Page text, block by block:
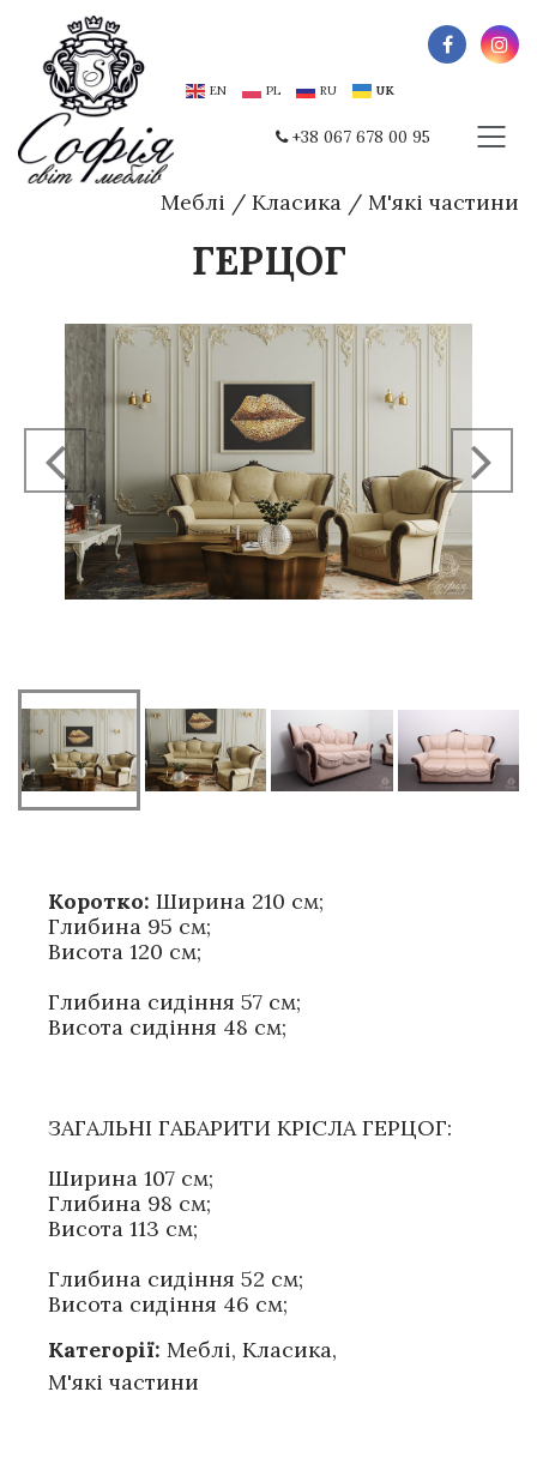
EN PL RU UK
+38 067 678 00 95
Меблі / Класика / М'які частини
ГЕРЦОГ
Коротко: Ширина 210 см;
Глибина 95 см;
Висота 120 см;
Глибина сидіння 57 см;
Висота сидіння 48 см;
ЗАГАЛЬНІ ГАБАРИТИ КРІСЛА ГЕРЦОГ:
Ширина 107 см;
Глибина 98 см;
Висота 113 см;
Глибина сидіння 52 см;
Висота сидіння 46 см;
Категорії: Меблі, Класика,
М'які частини